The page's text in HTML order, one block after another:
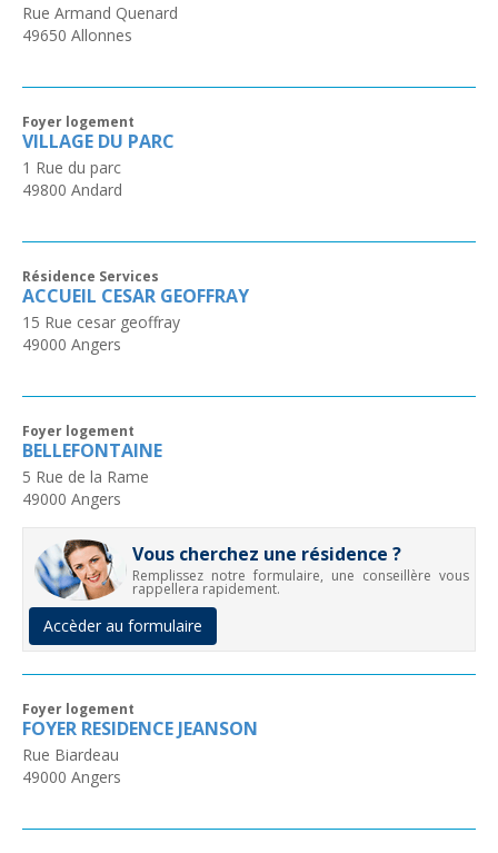
Rue Armand Quenard
49650 Allonnes
Foyer logement
VILLAGE DU PARC
1 Rue du parc
49800 Andard
Résidence Services
ACCUEIL CESAR GEOFFRAY
15 Rue cesar geoffray
49000 Angers
Foyer logement
BELLEFONTAINE
5 Rue de la Rame
49000 Angers
Vous cherchez une résidence ?
Remplissez notre formulaire, une conseillère vous
rappellera rapidement.
Accèder au formulaire
Foyer logement
FOYER RESIDENCE JEANSON
Rue Biardeau
49000 Angers